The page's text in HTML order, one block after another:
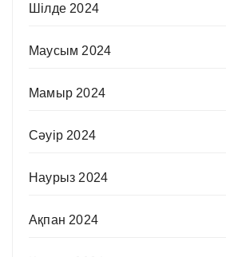
Шілде 2024
Маусым 2024
Мамыр 2024
Сәуір 2024
Наурыз 2024
Ақпан 2024